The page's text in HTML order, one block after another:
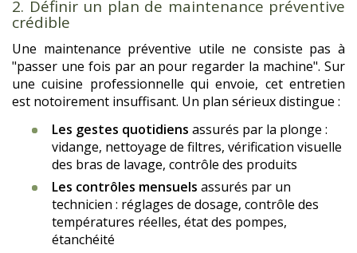
2. Définir un plan de maintenance préventive
crédible
Une maintenance préventive utile ne consiste pas à
"passer une fois par an pour regarder la machine". Sur
une cuisine professionnelle qui envoie, cet entretien
est notoirement insuffisant. Un plan sérieux distingue :
Les gestes quotidiens assurés par la plonge :
vidange, nettoyage de filtres, vérification visuelle
des bras de lavage, contrôle des produits
Les contrôles mensuels assurés par un
technicien : réglages de dosage, contrôle des
températures réelles, état des pompes,
étanchéité